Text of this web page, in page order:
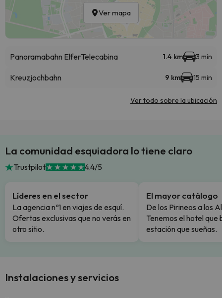
Ver mapa
Panoramabahn ElferTelecabina 1.4 km 3 min
Kreuzjochbahn 9 km 15 min
Ver todo sobre la ubicación
La comunidad esquiadora lo tiene claro
Trustpilot 4.4/5
Líderes en el sector
La agencia nº1 en viajes de esquí.
Ofertas exclusivas que no verás en
otro sitio.
El mayor catálogo
De los Pirineos a los
Tenemos el hotel que
estación que sueñas.
Instalaciones y servicios